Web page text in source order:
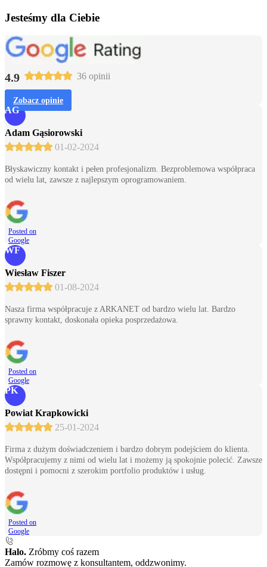
Jesteśmy dla Ciebie
4.9 36 opinii
Zobacz opinie
AG
Adam Gąsiorowski
01-02-2024
Błyskawiczny kontakt i pełen profesjonalizm. Bezproblemowa współpraca
od wielu lat, zawsze z najlepszym oprogramowaniem.
Posted on
Google
WF
Wiesław Fiszer
01-08-2024
Nasza firma współpracuje z ARKANET od bardzo wielu lat. Bardzo
sprawny kontakt, doskonała opieka posprzedażowa.
Posted on
Google
PK
Powiat Krapkowicki
25-01-2024
Firma z dużym doświadczeniem i bardzo dobrym podejściem do klienta.
Współpracujemy z nimi od wielu lat i możemy ją spokojnie polecić. Zawsze
dostępni i pomocni z szerokim portfolio produktów i usług.
Posted on
Google
Halo. Zróbmy coś razem
Zamów rozmowę z konsultantem, oddzwonimy.